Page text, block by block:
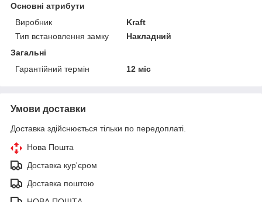
Основні атрибути
Виробник
Kraft
Тип встановлення замку
Накладний
Загальні
Гарантійний термін
12 міс
Умови доставки
Доставка здійснюється тільки по передоплаті.
Нова Пошта
Доставка кур'єром
Доставка поштою